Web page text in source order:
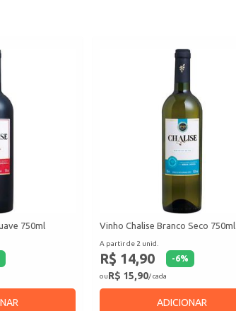
750ml Vinho Chalise Branco Seco 750ml
A partir de 2 unid.
R$ 14,90 -6%
ouR$ 15,90/ cada
ADICIONAR